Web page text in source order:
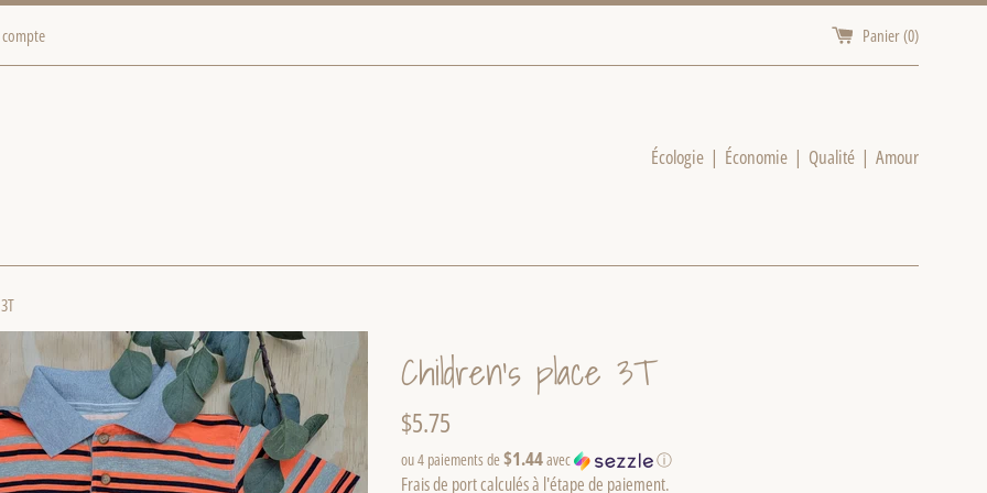
Panier (0)
Écologie | Économie | Qualité | Amour
Children's place 3T
Prix
$5.75
ou 4 paiements de$1.44avec ⓘ
Frais de portcalculés à l'étape de paiement.